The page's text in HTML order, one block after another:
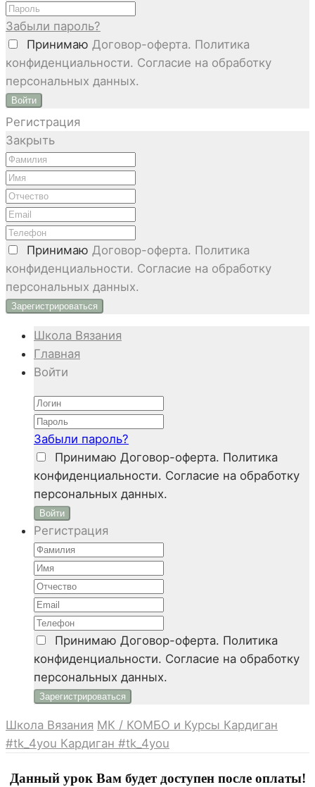
Забыли пароль?
Принимаю Договор-оферта. Политика
конфиденциальности. Согласие на обработку
персональных данных.
Войти
Регистрация
Закрыть
Принимаю Договор-оферта. Политика
конфиденциальности. Согласие на обработку
персональных данных.
Школа Вязания
Главная
Войти
Забыли пароль?
Принимаю Договор-оферта. Политика
конфиденциальности. Согласие на обработку
персональных данных.
Войти
Регистрация
Принимаю Договор-оферта. Политика
конфиденциальности. Согласие на обработку
персональных данных.
Школа Вязания МК / КОМБО и Курсы Кардиган
#tk_4you Кардиган #tk_4you
Данный урок Вам будет доступен после оплаты!